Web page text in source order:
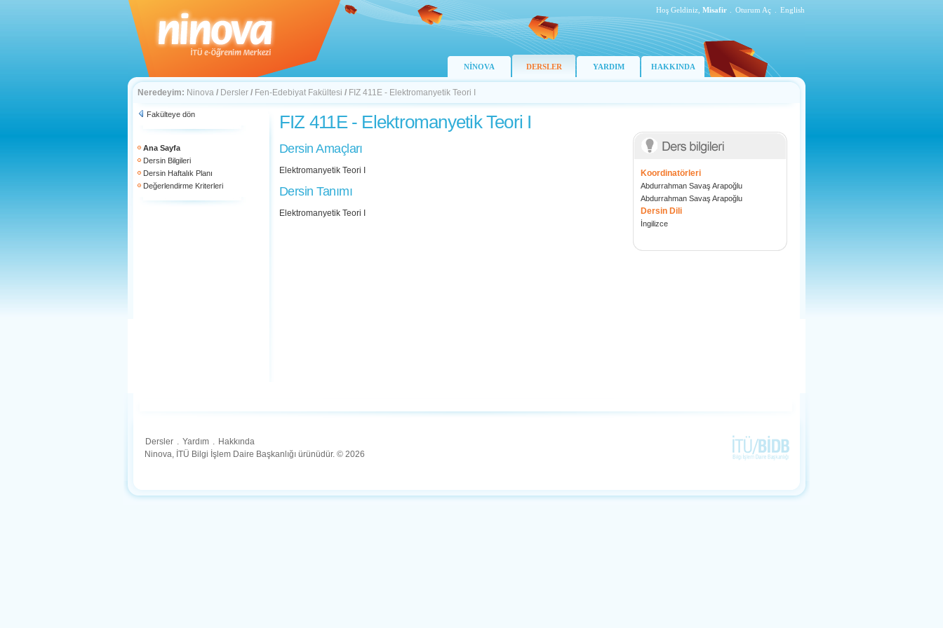
Hoş Geldiniz, Misafir Oturum Aç English
NİNOVA DERSLER YARDIM HAKKINDA
Neredeyim: Ninova / Dersler / Fen-Edebiyat Fakültesi / FIZ 411E - Elektromanyetik Teori I
Fakülteye dön
Ana Sayfa
Dersin Bilgileri
Dersin Haftalık Planı
Değerlendirme Kriterleri
FIZ 411E - Elektromanyetik Teori I
Dersin Amaçları
Elektromanyetik Teori I
Dersin Tanımı
Elektromanyetik Teori I
Koordinatörleri
Abdurrahman Savaş Arapoğlu
Abdurrahman Savaş Arapoğlu
Dersin Dili
İngilizce
Dersler . Yardım . Hakkında
Ninova, İTÜ Bilgi İşlem Daire Başkanlığı ürünüdür. © 2026